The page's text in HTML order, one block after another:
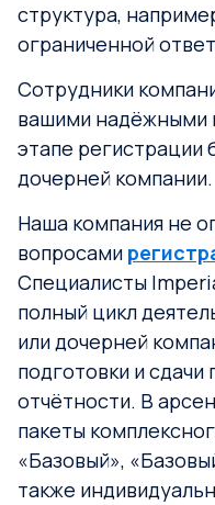
структура,
ограниченной
Сотрудники
вашими надёжными
этапе регистрации
дочерней компании.
Наша компания не
вопросами
Специалисты
полный цикл
или дочерней
подготовки и сдачи
отчётности. В
пакеты
«Базовый»,
также